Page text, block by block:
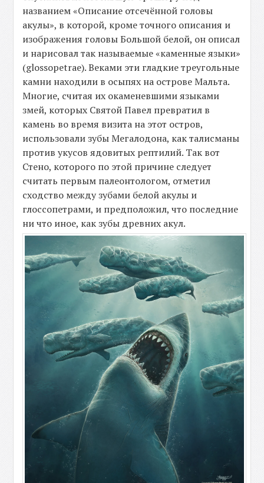
названием «Описание отсечённой головы
акулы», в которой, кроме точного описания и
изображения головы Большой белой, он описал
и нарисовал так называемые «каменные языки»
(glossopetrae). Веками эти гладкие треугольные
камни находили в осыпях на острове Мальта.
Многие, считая их окаменевшими языками
змей, которых Святой Павел превратил в
камень во время визита на этот остров,
использовали зубы Мегалодона, как талисманы
против укусов ядовитых рептилий. Так вот
Стено, которого по этой причине следует
считать первым палеонтологом, отметил
сходство между зубами белой акулы и
глоссопетрами, и предположил, что последние
ни что иное, как зубы древних акул.